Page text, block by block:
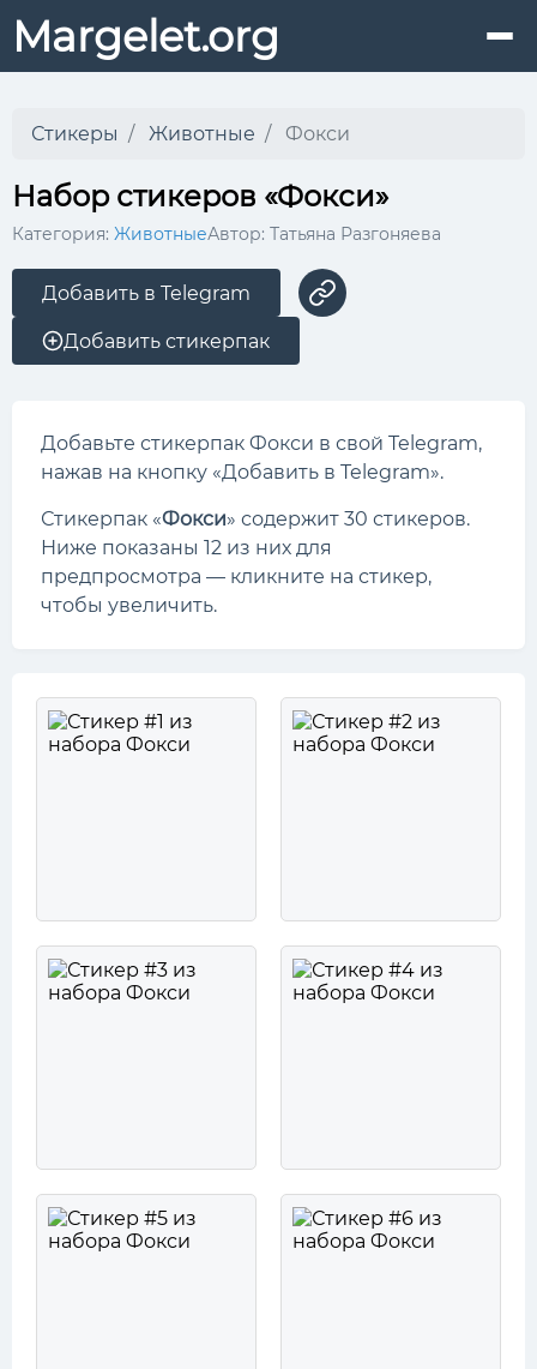
Margelet.org
Стикеры Животные Фокси
Набор стикеров «Фокси»
Категория: ЖивотныеАвтор: Татьяна Разгоняева
Добавить в Telegram
Добавить стикерпак
Добавьте стикерпак Фокси в свой Telegram,
нажав на кнопку «Добавить в Telegram».
Стикерпак «Фокси» содержит 30 стикеров.
Ниже показаны 12 из них для
предпросмотра — кликните на стикер,
чтобы увеличить.